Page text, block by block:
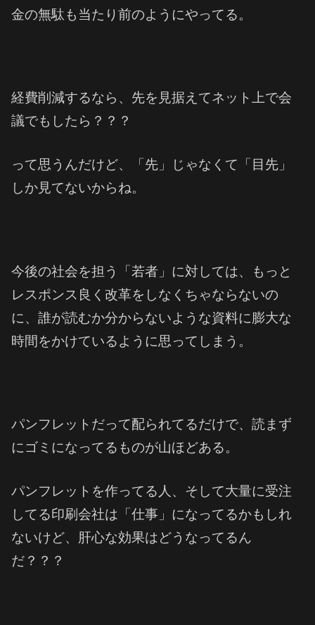
金の無駄も当たり前のようにやってる。
経費削減するなら、先を見据えてネット上で会
議でもしたら？？？
って思うんだけど、「先」じゃなくて「目先」
しか見てないからね。
今後の社会を担う「若者」に対しては、もっと
レスポンス良く改革をしなくちゃならないの
に、誰が読むか分からないような資料に膨大な
時間をかけているように思ってしまう。
パンフレットだって配られてるだけで、読まず
にゴミになってるものが山ほどある。
パンフレットを作ってる人、そして大量に受注
してる印刷会社は「仕事」になってるかもしれ
ないけど、肝心な効果はどうなってるん
だ？？？